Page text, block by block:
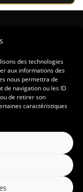
des technologies
aux informations des
nous permettra de
de navigation ou les ID
de retirer son
caractéristiques